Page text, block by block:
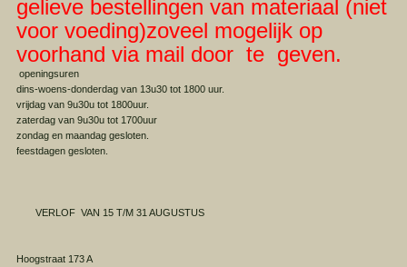
gelieve bestellingen van materiaal (niet
voor voeding)zoveel mogelijk op
voorhand via mail door te geven.
openingsuren
dins-woens-donderdag van 13u30 tot 1800 uur.
vrijdag van 9u30u tot 1800uur.
zaterdag van 9u30u tot 1700uur
zondag en maandag gesloten.
feestdagen gesloten.
VERLOF VAN 15 T/M 31 AUGUSTUS
Hoogstraat 173 A